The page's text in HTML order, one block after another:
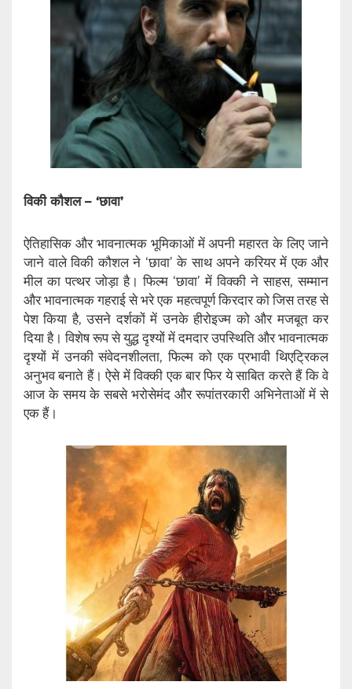
विकी कौशल – ‘छावा’
ऐतिहासिक और भावनात्मक भूमिकाओं में अपनी महारत के लिए जाने
जाने वाले विकी कौशल ने ‘छावा’ के साथ अपने करियर में एक और
मील का पत्थर जोड़ा है। फिल्म ‘छावा’ में विक्की ने साहस, सम्मान
और भावनात्मक गहराई से भरे एक महत्वपूर्ण किरदार को जिस तरह से
पेश किया है, उसने दर्शकों में उनके हीरोइज्म को और मजबूत कर
दिया है। विशेष रूप से युद्ध दृश्यों में दमदार उपस्थिति और भावनात्मक
दृश्यों में उनकी संवेदनशीलता, फिल्म को एक प्रभावी थिएट्रिकल
अनुभव बनाते हैं। ऐसे में विक्की एक बार फिर ये साबित करते हैं कि वे
आज के समय के सबसे भरोसेमंद और रूपांतरकारी अभिनेताओं में से
एक हैं।